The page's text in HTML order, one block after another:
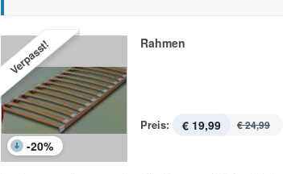
Verpasst!
-20%
Rahmen
Preis: € 19,99 € 24,99